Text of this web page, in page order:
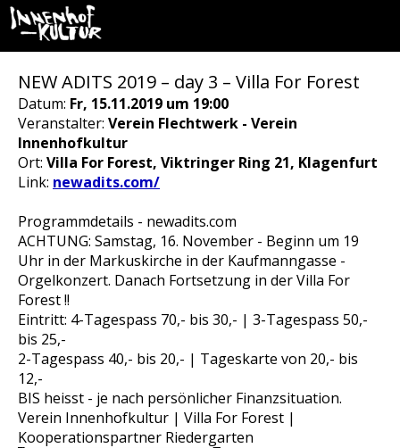
NEW ADITS 2019 – day 3 – Villa For Forest
Datum: Fr, 15.11.2019 um 19:00
Veranstalter: Verein Flechtwerk - Verein
Innenhofkultur
Ort: Villa For Forest, Viktringer Ring 21, Klagenfurt
Link: newadits.com/
Programmdetails - newadits.com
ACHTUNG: Samstag, 16. November - Beginn um 19
Uhr in der Markuskirche in der Kaufmanngasse -
Orgelkonzert. Danach Fortsetzung in der Villa For
Forest !!
Eintritt: 4-Tagespass 70,- bis 30,- | 3-Tagespass 50,-
bis 25,-
2-Tagespass 40,- bis 20,- | Tageskarte von 20,- bis
12,-
BIS heisst - je nach persönlicher Finanzsituation.
Verein Innenhofkultur | Villa For Forest |
Kooperationspartner Riedergarten